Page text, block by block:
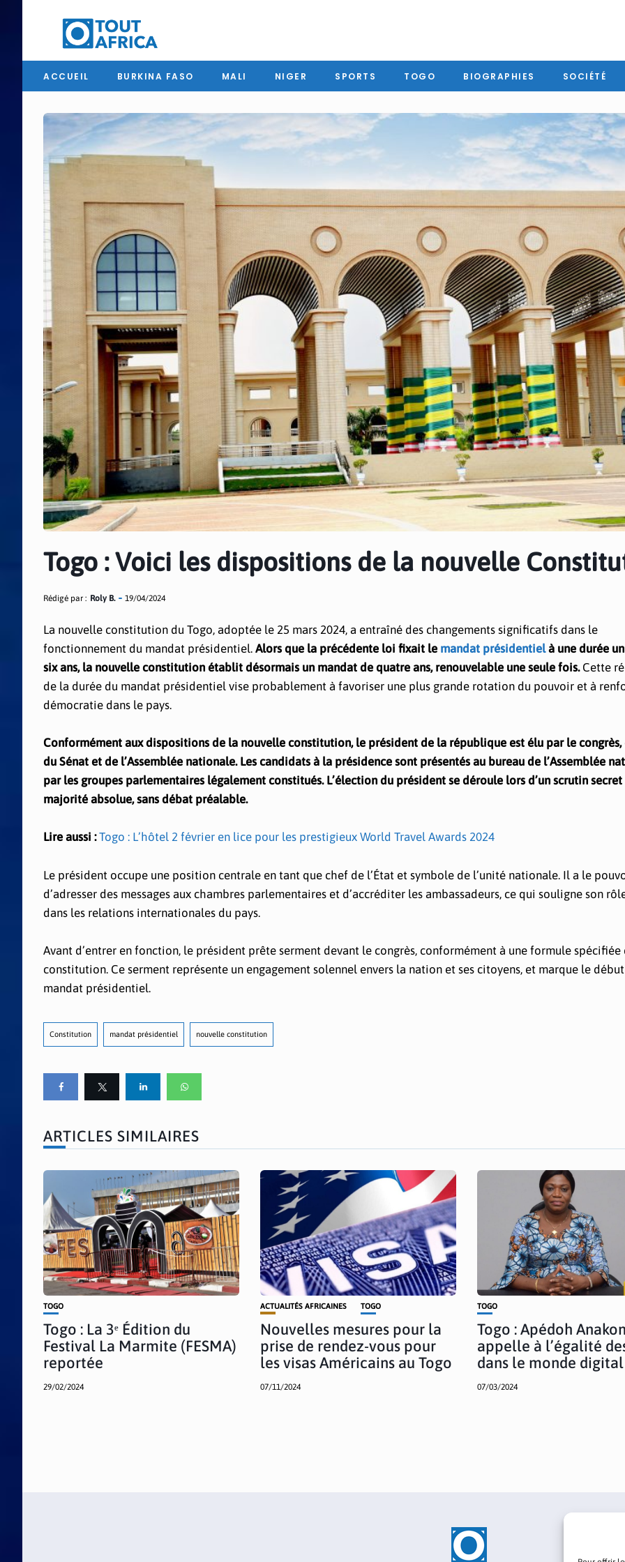
ACCUEIL BURKINA FASO MALI NIGER SPORTS TOGO BIOGRAPHIES SOCIÉTÉ
Togo : Voici les dispositions de la nouvelle
Rédigé par : Roly B. 19/04/2024
La nouvelle constitution du Togo, adoptée le 25 mars 2024, a entraîné des changements significatifs dans le
fonctionnement du mandat présidentiel. Alors que la précédente loi fixait le mandat présidentielà une durée
six ans, la nouvelle constitution établit désormais un mandat de quatre ans, renouvelable une seule fois. Cette
de la durée du mandat présidentiel vise probablement à favoriser une plus grande rotation du pouvoir et à
démocratie dans le pays.
Conformément aux dispositions de la nouvelle constitution, le président de la république est élu par le congrès,
du Sénat et de l’Assemblée nationale. Les candidats à la présidence sont présentés au bureau de l’Assemblée
par les groupes parlementaires légalement constitués. L’élection du président se déroule lors d’un scrutin secret
majorité absolue, sans débat préalable.
Lire aussi :Togo : L’hôtel 2 février en lice pour les prestigieux World Travel Awards 2024
Le président occupe une position centrale en tant que chef de l’État et symbole de l’unité nationale. Il a le
d’adresser des messages aux chambres parlementaires et d’accréditer les ambassadeurs, ce qui souligne son
dans les relations internationales du pays.
Avant d’entrer en fonction, le président prête serment devant le congrès, conformément à une formule spécifiée
constitution. Ce serment représente un engagement solennel envers la nation et ses citoyens, et marque le
mandat présidentiel.
Constitution mandat présidentiel nouvelle constitution
ARTICLES SIMILAIRES
TOGO
Togo : La 3ᵉ Édition du
Festival La Marmite (FESMA)
reportée
29/02/2024
ACTUALITÉS AFRICAINES TOGO
Nouvelles mesures pour la
prise de rendez-vous pour
les visas Américains au Togo
07/11/2024
TOGO
Togo : Apédoh
appelle à l’égalité
dans le monde digital
07/03/2024